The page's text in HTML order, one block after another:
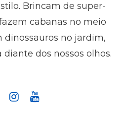
Brincam de super-
cabanas no meio
dinossauros no jardim,
dos nossos olhos.